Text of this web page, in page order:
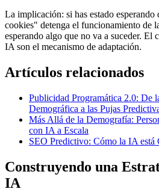
La implicación: si has estado esperando
cookies" detenga el funcionamiento de
esperando algo que no va a suceder. El
IA son el mecanismo de adaptación.
Artículos relacionados
Publicidad Programática 2.0: De
Demográfica a las Pujas
Más Allá de la Demografía:
con IA a Escala
SEO Predictivo: Cómo la IA está
Construyendo una
IA